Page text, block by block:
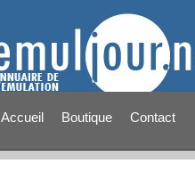
Accueil Boutique Contact